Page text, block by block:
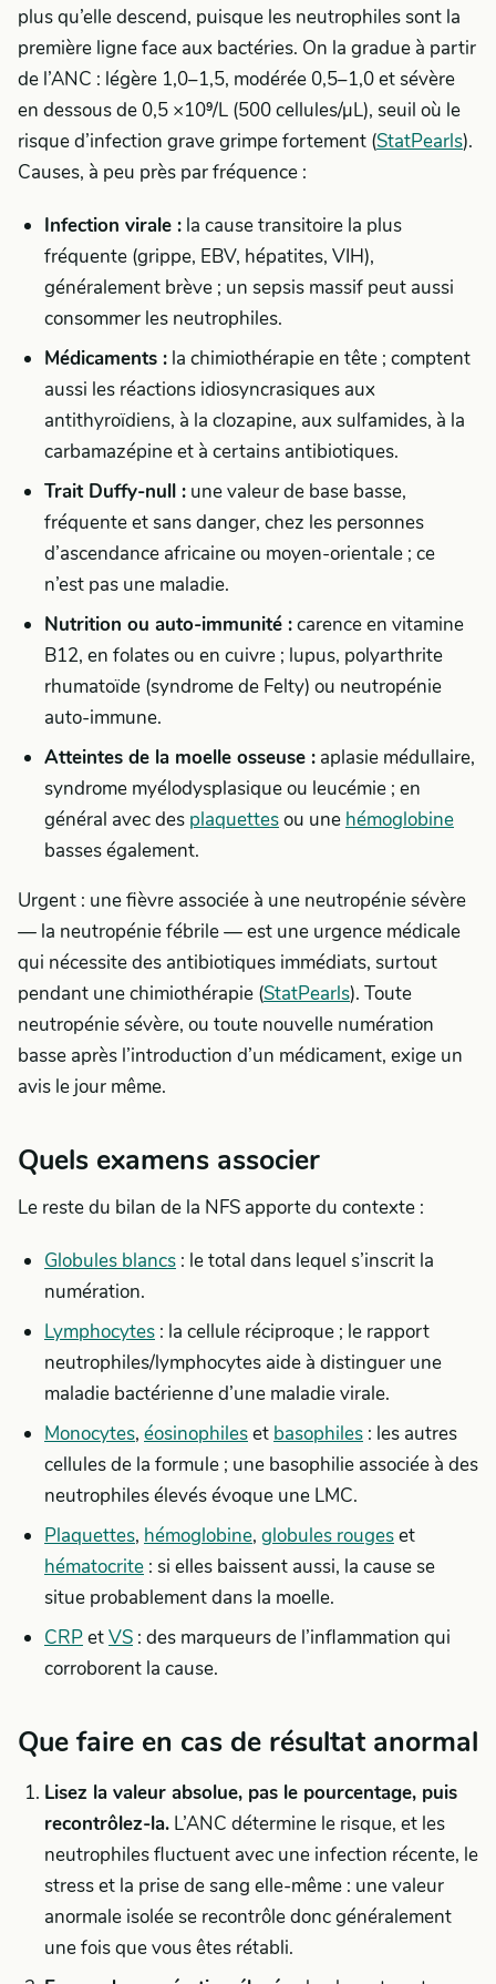
plus qu’elle descend, puisque les neutrophiles sont la
première ligne face aux bactéries. On la gradue à partir
de l’ANC : légère 1,0–1,5, modérée 0,5–1,0 et sévère
en dessous de 0,5 ×10⁹/L (500 cellules/µL), seuil où le
risque d’infection grave grimpe fortement (StatPearls).
Causes, à peu près par fréquence :
Infection virale : la cause transitoire la plus
fréquente (grippe, EBV, hépatites, VIH),
généralement brève ; un sepsis massif peut aussi
consommer les neutrophiles.
Médicaments : la chimiothérapie en tête ; comptent
aussi les réactions idiosyncrasiques aux
antithyroïdiens, à la clozapine, aux sulfamides, à la
carbamazépine et à certains antibiotiques.
Trait Duffy-null : une valeur de base basse,
fréquente et sans danger, chez les personnes
d’ascendance africaine ou moyen-orientale ; ce
n’est pas une maladie.
Nutrition ou auto-immunité :carence en vitamine
B12, en folates ou en cuivre ; lupus, polyarthrite
rhumatoïde (syndrome de Felty) ou neutropénie
auto-immune.
Atteintes de la moelle osseuse : aplasie médullaire,
syndrome myélodysplasique ou leucémie ; en
général avec des plaquettesou une hémoglobine
basses également.
Urgent : une fièvre associée à une neutropénie sévère
— la neutropénie fébrile — est une urgence médicale
qui nécessite des antibiotiques immédiats, surtout
pendant une chimiothérapie (StatPearls). Toute
neutropénie sévère, ou toute nouvelle numération
basse après l’introduction d’un médicament, exige un
avis le jour même.
Quels examens associer
Le reste du bilan de la NFS apporte du contexte :
Globules blancs : le total dans lequel s’inscrit la
numération.
Lymphocytes : la cellule réciproque ; le rapport
neutrophiles/lymphocytes aide à distinguer une
maladie bactérienne d’une maladie virale.
Monocytes, éosinophileset basophiles : les autres
cellules de la formule ; une basophilie associée à des
neutrophiles élevés évoque une LMC.
Plaquettes, hémoglobine, globules rougeset
hématocrite : si elles baissent aussi, la cause se
situe probablement dans la moelle.
CRPetVS : des marqueurs de l’inflammation qui
corroborent la cause.
Que faire en cas de résultat anormal
Lisez la valeur absolue, pas le pourcentage, puis
recontrôlez-la. L’ANC détermine le risque, et les
neutrophiles fluctuent avec une infection récente, le
stress et la prise de sang elle-même : une valeur
anormale isolée se recontrôle donc généralement
une fois que vous êtes rétabli.